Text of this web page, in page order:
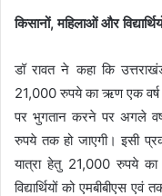
किसानों, महिलाओं और
डॉ रावत ने कहा कि
21,000 रुपये का ऋण एक वर्ष
पर भुगतान करने पर अगले
रुपये तक हो जाएगी। इसी
यात्रा हेतु 21,000 रुपये का
विद्यार्थियों को एमबीबीएस